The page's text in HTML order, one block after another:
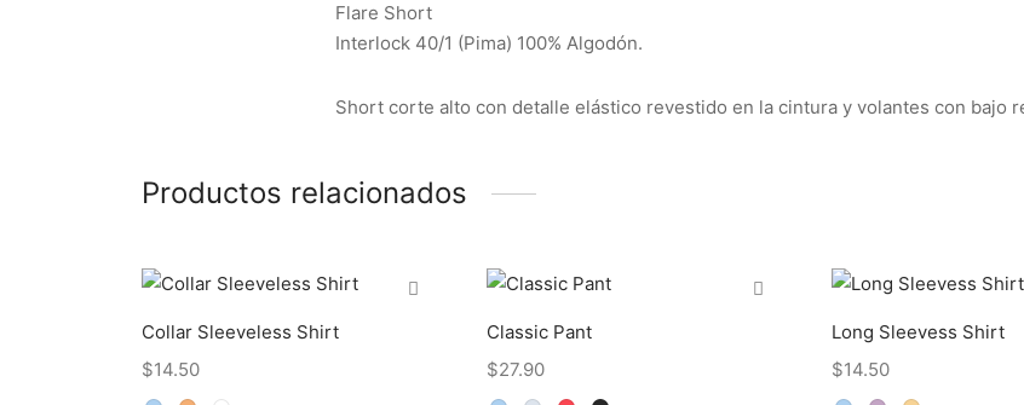
Flare Short
Interlock 40/1 (Pima) 100% Algodón.
Short corte alto con detalle elástico revestido en la cintura y volantes con bajo
Productos relacionados
Collar Sleeveless Shirt
$14.50
Classic Pant
$27.90
Long Sleevess Shirt
$14.50